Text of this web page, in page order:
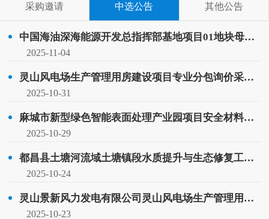
采购邀请 中选公告 其他公告
中国海油深海能源开发总指挥部基地项目01地块母线采购成交公示
2025-11-04
灵山风电场生产管理用房建设项目专业分包询价采购成交公示
2025-10-31
麻城市新型绿色智能表面处理产业园项目安全材料采购安装采购成交公示
2025-10-29
都昌县土塘河流域土塘镇段水质提升与生态修复工程旁路人工湿地项目专业分包采购成交公示
2025-10-24
灵山景新风力发电有限公司灵山风电场生产管理用房建设项目劳务采购成交公示
2025-10-23